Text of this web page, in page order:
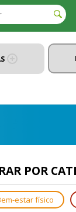
POR
estar físico